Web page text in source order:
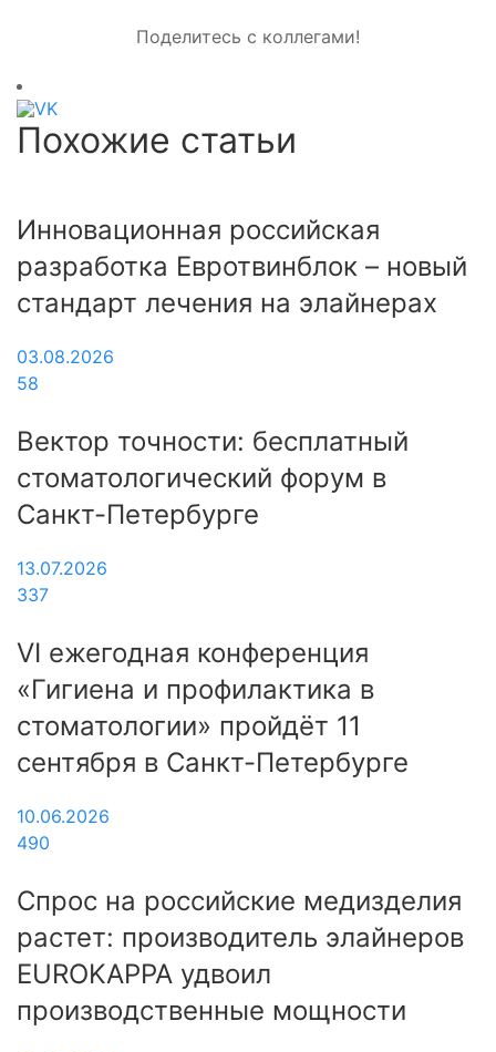
Поделитесь с коллегами!
Похожие статьи
Инновационная российская
разработка Евротвинблок – новый
стандарт лечения на элайнерах
03.08.2026
58
Вектор точности: бесплатный
стоматологический форум в
Санкт-Петербурге
13.07.2026
337
VI ежегодная конференция
«Гигиена и профилактика в
стоматологии» пройдёт 11
сентября в Санкт-Петербурге
10.06.2026
490
Спрос на российские медизделия
растет: производитель элайнеров
EUROKAPPA удвоил
производственные мощности